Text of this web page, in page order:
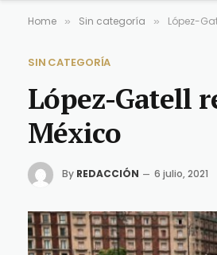
Home » Sin categoría » López-
SIN CATEGORÍA
López-Gatell
México
By REDACCIÓN 6 julio, 2021